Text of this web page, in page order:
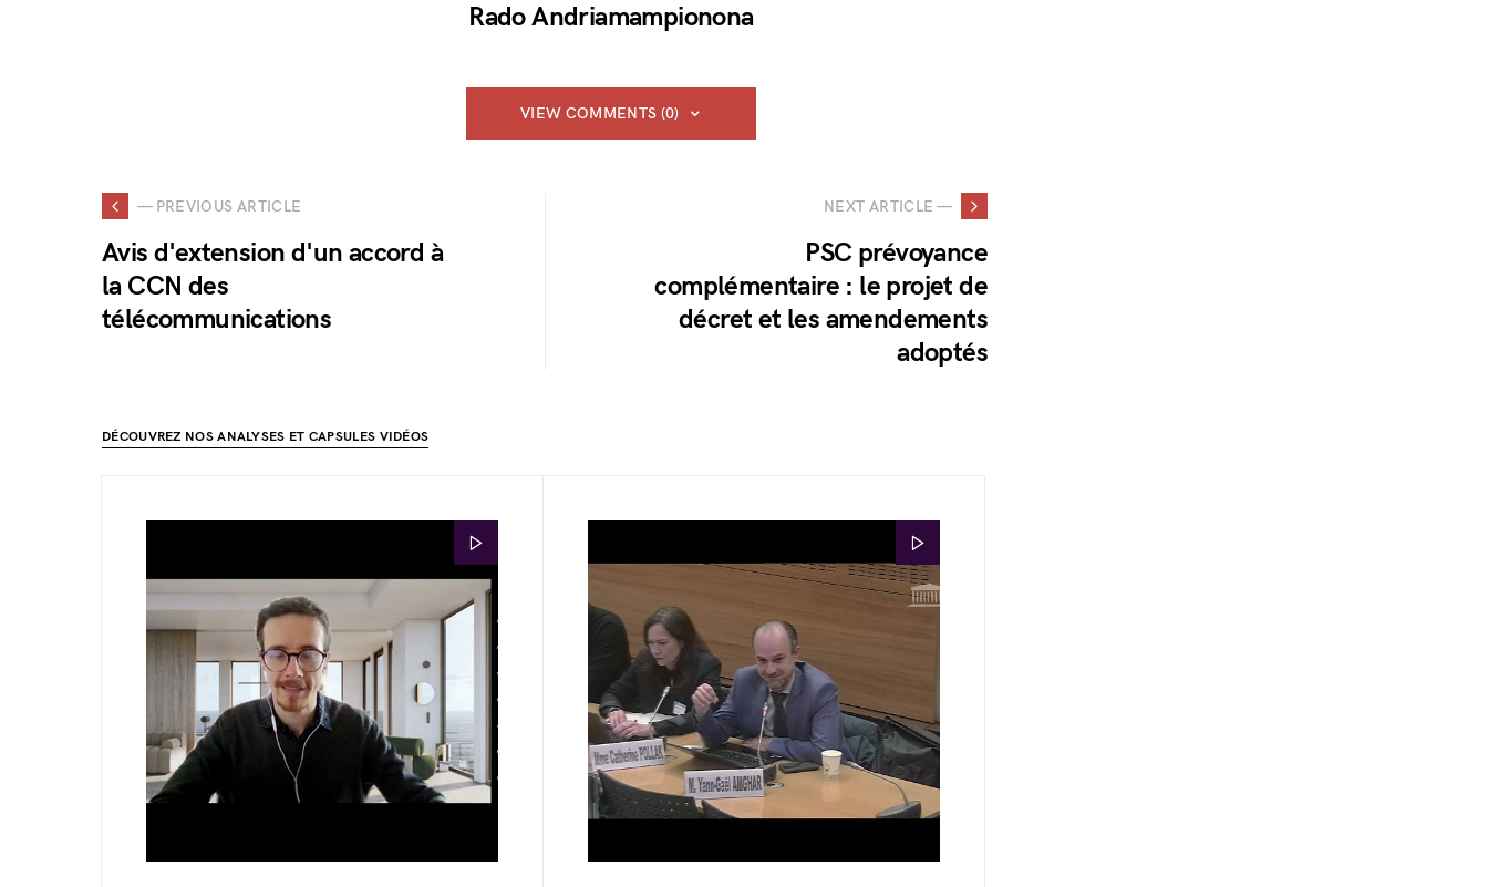
Rado Andriamampionona
VIEW COMMENTS (0)
— PREVIOUS ARTICLE
Avis d'extension d'un accord à
la CCN des
télécommunications
NEXT ARTICLE —
PSC prévoyance
complémentaire : le projet de
décret et les amendements
adoptés
DÉCOUVREZ NOS ANALYSES ET CAPSULES VIDÉOS